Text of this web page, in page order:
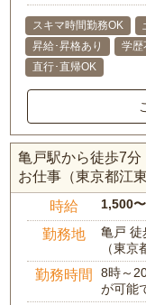
スキマ時間勤務OK
昇給･昇格あり
学歴
直行･直帰OK
亀戸駅から徒歩7
お仕事（東京都江東
時給 1,500
勤務地
亀戸 徒
（東京
勤務時間
8時～
が可能